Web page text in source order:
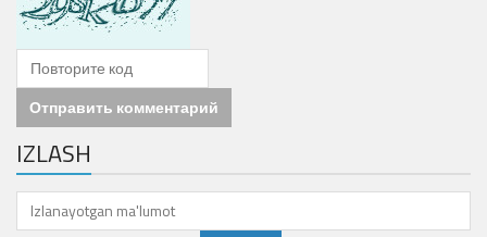
Отправить комментарий
IZLASH